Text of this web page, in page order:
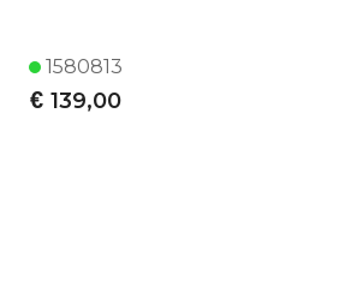
1580813
€ 139,00